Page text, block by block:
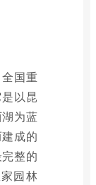
国重
以昆
为蓝
成的
整的
园林